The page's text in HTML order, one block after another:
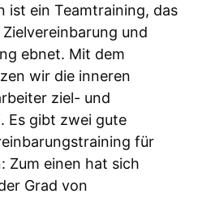
ist ein Teamtraining, das
und
ebnet. Mit dem
wir die inneren
ziel- und
Es gibt zwei gute
für
Zum einen hat sich
Grad von